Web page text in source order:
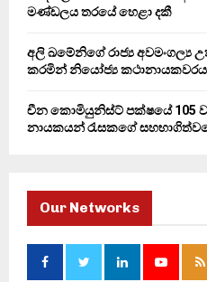
මණ්ඩලය තරයේ හෙළා දකී
අලි ඛමේනිගේ රාජ්‍ය අවමංගල්‍ය
කරමින් නියෝජ්‍ය
චීන කොමියුනිස්ට් පක්ෂයේ 105
නායකයන් රැසකගේ
Our Networks